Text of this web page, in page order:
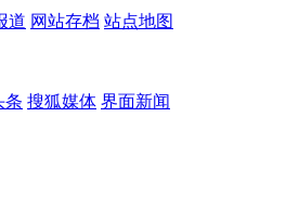
道 网站存档 站点地图
条 搜狐媒体 界面新闻